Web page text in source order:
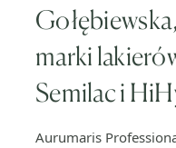
marki
Semilac i
Aurumaris